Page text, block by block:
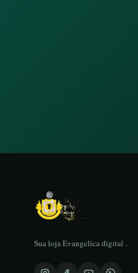
Sua loja Evangelica digital .